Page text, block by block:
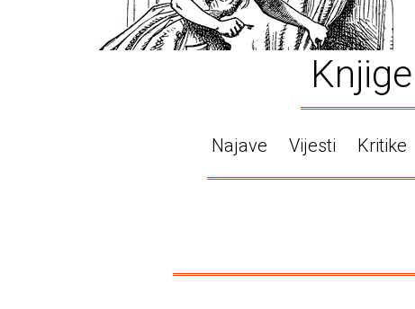
Knjige
Najave Vijesti Kritike